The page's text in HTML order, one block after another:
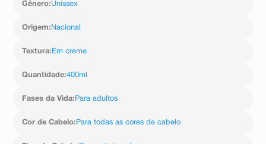
Gênero:Unissex
Origem: Nacional
Textura: Em creme
Quantidade:400ml
Fases da Vida: Para adultos
Cor de Cabelo: Para todas as cores de cabelo